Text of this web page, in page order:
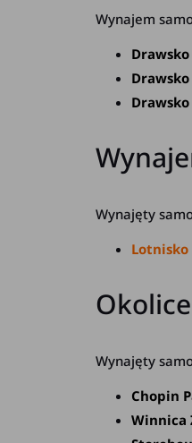
Wynajem
Wynajęty
Lotnisko
Wynajęty
Chopin
Winnica